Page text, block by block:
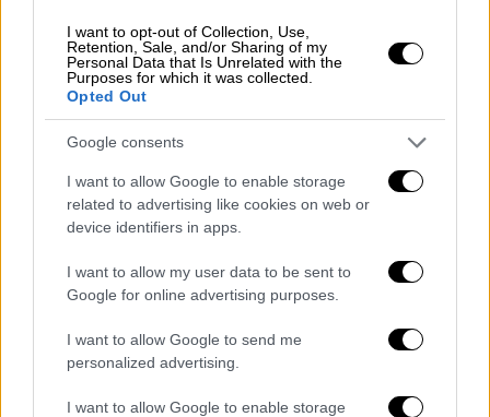
I want to opt-out of Collection, Use,
Retention, Sale, and/or Sharing of my
Personal Data that Is Unrelated with the
Purposes for which it was collected.
Opted Out
Google consents
I want to allow Google to enable storage
related to advertising like cookies on web or
device identifiers in apps.
I want to allow my user data to be sent to
Google for online advertising purposes.
I want to allow Google to send me
personalized advertising.
I want to allow Google to enable storage
POPULAR VIDEOS
Κεντρικό...| 07.08.2026 19:53
Κεντρικό δελτίο ειδήσεων 07/08/2026
Μεσημεριανό... 07.08.2026 14:06
Μεσημεριανό δελτίο ειδήσεων